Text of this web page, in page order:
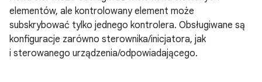
elementów, ale kontrolowany element może
subskrybować tylko jednego kontrolera. Obsługiwane są
konfiguracje zarówno sterownika/inicjatora, jak
i sterowanego urządzenia/odpowiadającego.